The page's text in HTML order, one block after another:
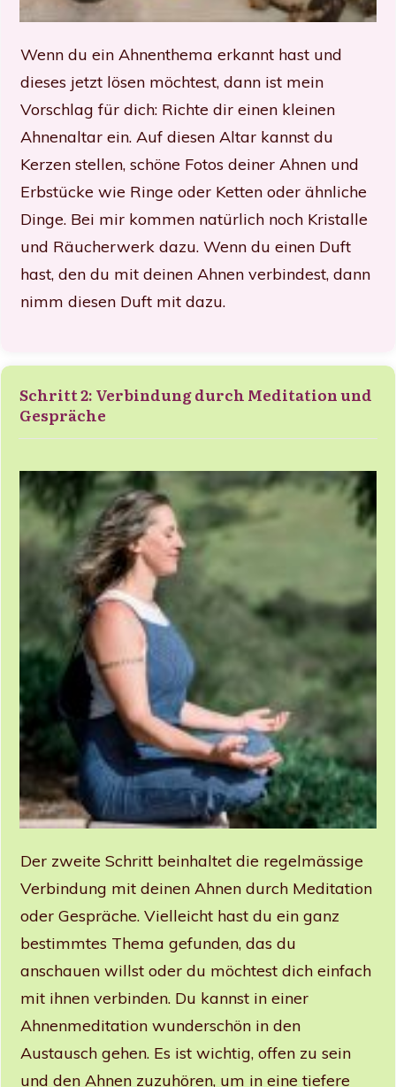
Wenn du ein Ahnenthema erkannt hast und
dieses jetzt lösen möchtest, dann ist mein
Vorschlag für dich: Richte dir einen kleinen
Ahnenaltar ein. Auf diesen Altar kannst du
Kerzen stellen, schöne Fotos deiner Ahnen und
Erbstücke wie Ringe oder Ketten oder ähnliche
Dinge. Bei mir kommen natürlich noch Kristalle
und Räucherwerk dazu. Wenn du einen Duft
hast, den du mit deinen Ahnen verbindest, dann
nimm diesen Duft mit dazu.
Schritt 2: Verbindung durch Meditation und
Gespräche
Der zweite Schritt beinhaltet die regelmässige
Verbindung mit deinen Ahnen durch Meditation
oder Gespräche. Vielleicht hast du ein ganz
bestimmtes Thema gefunden, das du
anschauen willst oder du möchtest dich einfach
mit ihnen verbinden. Du kannst in einer
Ahnenmeditation wunderschön in den
Austausch gehen. Es ist wichtig, offen zu sein
und den Ahnen zuzuhören, um in eine tiefere